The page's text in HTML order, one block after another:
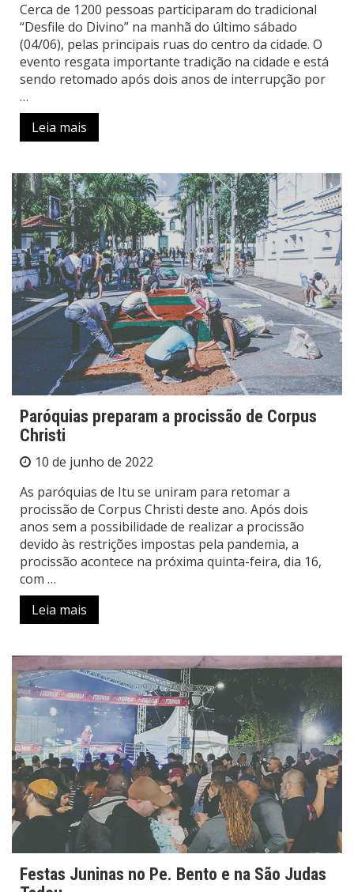
Cerca de 1200 pessoas participaram do tradicional
“Desfile do Divino” na manhã do último sábado
(04/06), pelas principais ruas do centro da cidade. O
evento resgata importante tradição na cidade e está
sendo retomado após dois anos de interrupção por
…
Leia mais
Paróquias preparam a procissão de Corpus
Christi
10 de junho de 2022
As paróquias de Itu se uniram para retomar a
procissão de Corpus Christi deste ano. Após dois
anos sem a possibilidade de realizar a procissão
devido às restrições impostas pela pandemia, a
procissão acontece na próxima quinta-feira, dia 16,
com …
Leia mais
Festas Juninas no Pe. Bento e na São Judas